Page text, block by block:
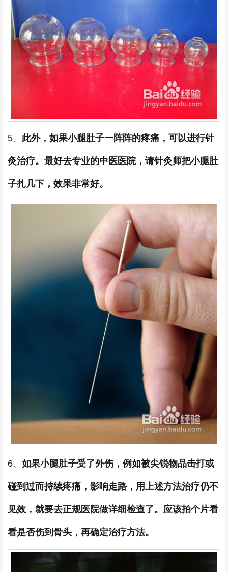
5、 此外，如果小腿肚子一阵阵的疼痛，可以进行针
灸治疗。最好去专业的中医医院，请针灸师把小腿肚
子扎几下，效果非常好。
6、 如果小腿肚子受了外伤，例如被尖锐物品击打或
碰到过而持续疼痛，影响走路，用上述方法治疗仍不
见效，就要去正规医院做详细检查了。应该拍个片看
看是否伤到骨头，再确定治疗方法。